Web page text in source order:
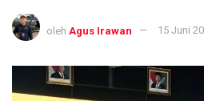
oleh Agus Irawan 15 Juni